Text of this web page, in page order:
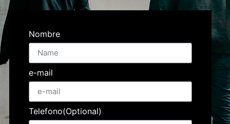
Nombre
e-mail
Telefono(Optional)